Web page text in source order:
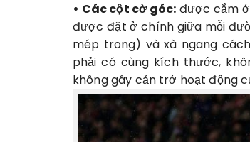
• Các cột cờ góc: được cắm ở
được đặt ở chính giữa mỗi
mép trong) và xà ngang
phải có cùng kích thước,
không gây cản trở hoạt động